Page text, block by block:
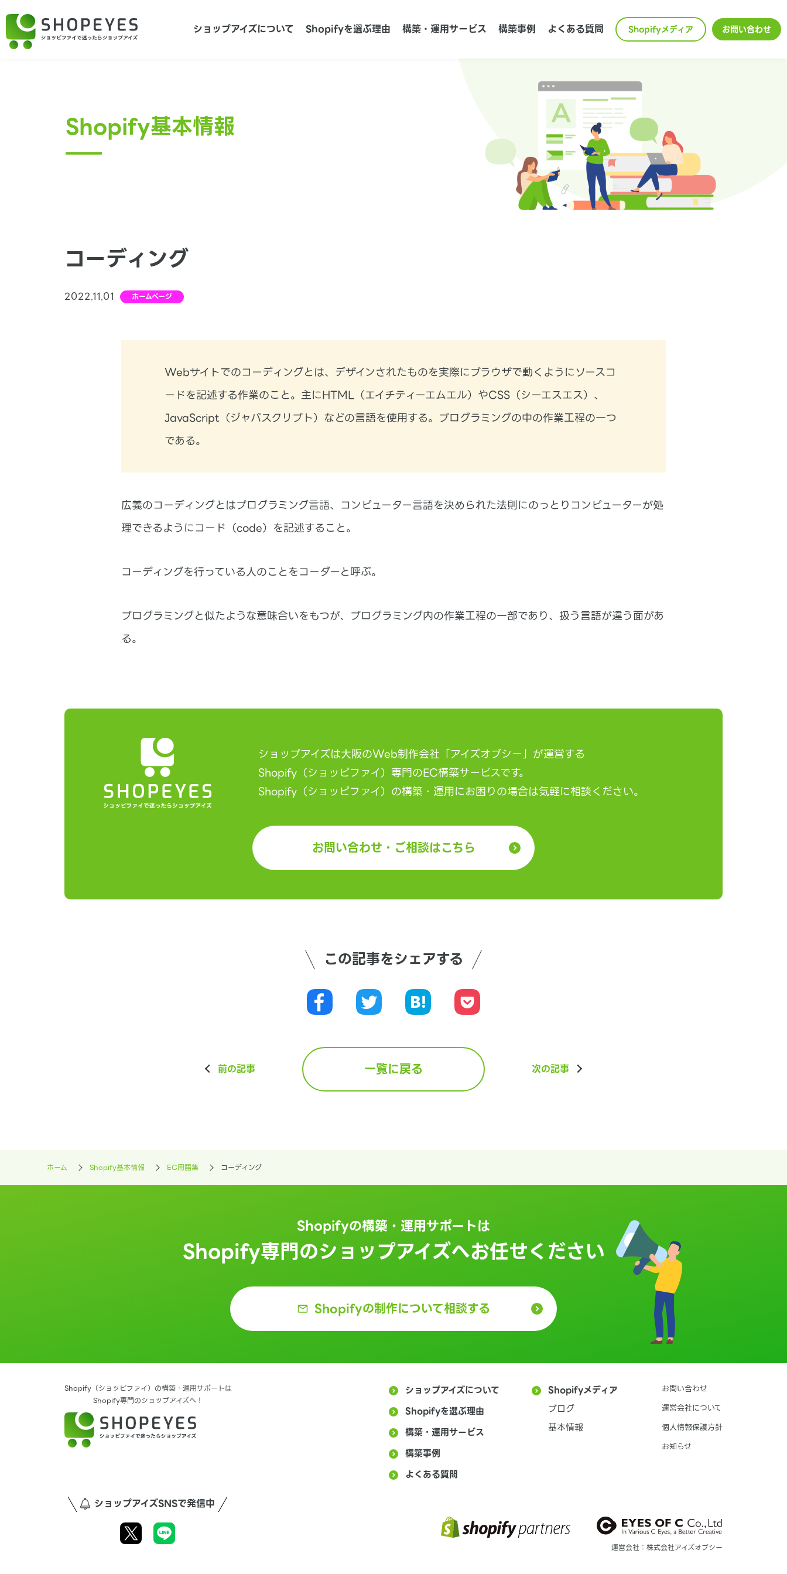
ショップアイズについて Shopifyを選ぶ理由 構築・運用サービス 構築事例 よくある質問 Shopifyメディア お問い合わせ
Shopify基本情報
コーディング
2022.11.01 ホームページ
Webサイトでのコーディングとは、デザインされたものを実際にブラウザで動くようにソースコ
ードを記述する作業のこと。主にHTML（エイチティーエムエル）やCSS（シーエスエス）、
JavaScript（ジャバスクリプト）などの言語を使用する。プログラミングの中の作業工程の一つ
である。
広義のコーディングとはプログラミング言語、コンピューター言語を決められた法則にのっとりコンピューターが処
理できるようにコード（code）を記述すること。
コーディングを行っている人のことをコーダーと呼ぶ。
プログラミングと似たような意味合いをもつが、プログラミング内の作業工程の一部であり、扱う言語が違う面があ
る。
ショップアイズは大阪のWeb制作会社「アイズオブシー」が運営する
Shopify（ショッピファイ）専門のEC構築サービスです。
Shopify（ショッピファイ）の構築・運用にお困りの場合は気軽に相談ください。
お問い合わせ・ご相談はこちら
この記事をシェアする
前の記事 一覧に戻る 次の記事
ホーム Shopify基本情報 EC用語集 コーディング
Shopifyの構築・運用サポートは
Shopify専門のショップアイズへお任せください
Shopifyの制作について相談する
Shopifyブログ
Shopifyに関する最新で役に立つ情報を
Shopify基本情報
基本的な機能や、アプリ・テーマの紹介
Shopify（ショッピファイ）の構築・運用サポートは
Shopify専門のショップアイズへ！
ショップアイズについて
Shopifyを選ぶ理由
構築・運用サービス
構築事例
よくある質問
Shopifyメディア
ブログ
基本情報
お問い合わせ
運営会社について
個人情報保護方針
お知らせ
ショップアイズSNSで発信中
運営会社：株式会社アイズオブシー